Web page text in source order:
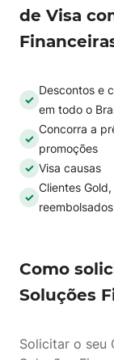
de Visa
Descontos e
em todo o
Concorra a
promoções
Visa causas
Clientes
Como
Soluções
Solicitar o seu